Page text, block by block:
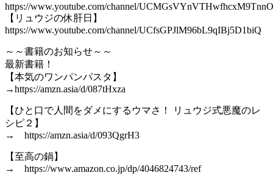
https://www.youtube.com/channel/
【リュウジの休肝日】
https://www.youtube.com/channel/UCfsGPJlM96bL9qIBj5D1biQ
～～書籍のお知らせ～～
最新書籍！
【本気のワンパンパスタ】
→https://amzn.asia/d/087tHxza
【ひと口で人間をダメにするウマさ！ リュウジ式悪魔のレ
シピ２】
→ https://amzn.asia/d/093QgrH3
【至高の鍋】
→ https://www.amazon.co.jp/dp/4046824743/ref